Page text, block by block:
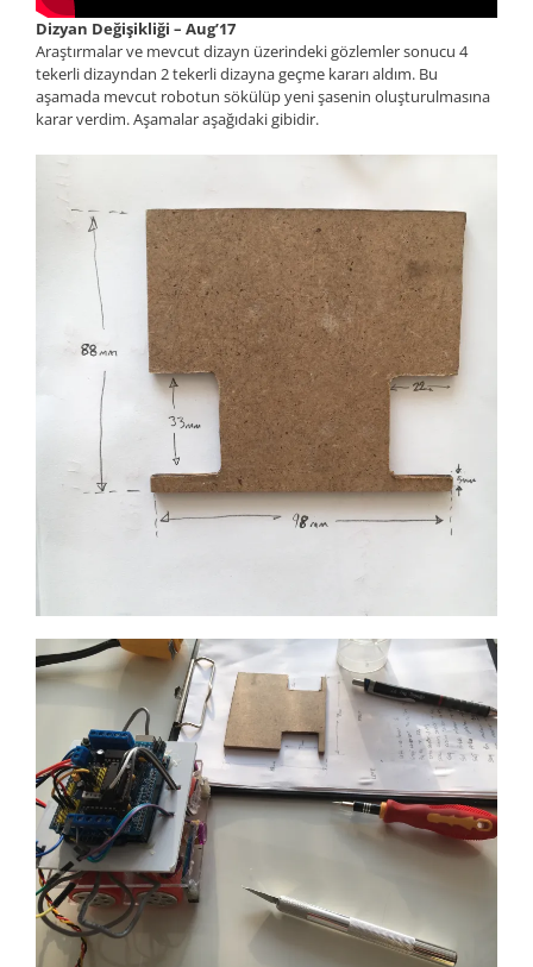
Dizyan Değişikliği – Aug’17
Araştırmalar ve mevcut dizayn üzerindeki gözlemler sonucu 4
tekerli dizayndan 2 tekerli dizayna geçme kararı aldım. Bu
aşamada mevcut robotun sökülüp yeni şasenin oluşturulmasına
karar verdim. Aşamalar aşağıdaki gibidir.